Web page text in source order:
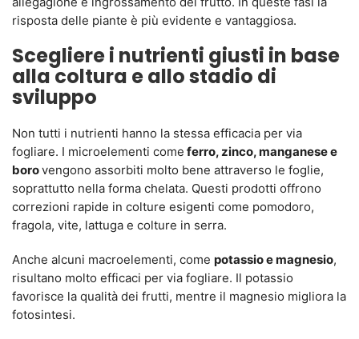
risposta delle piante è più evidente e vantaggiosa.
Scegliere i nutrienti giusti in base
alla coltura e allo stadio di
sviluppo
Non tutti i nutrienti hanno la stessa efficacia per via
fogliare. I microelementi come ferro, zinco, manganese e
borovengono assorbiti molto bene attraverso le foglie,
soprattutto nella forma chelata. Questi prodotti offrono
correzioni rapide in colture esigenti come pomodoro,
fragola, vite, lattuga e colture in serra.
Anche alcuni macroelementi, come potassio e magnesio,
risultano molto efficaci per via fogliare. Il potassio
favorisce la qualità dei frutti, mentre il magnesio migliora la
fotosintesi.